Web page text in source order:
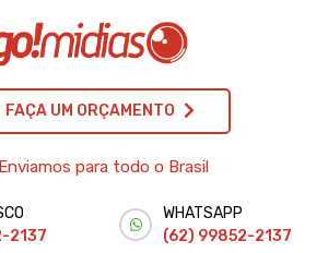
FAÇA UM ORÇAMENTO
Enviamos para todo o Brasil
2137
WHATSAPP
(62) 99852-2137